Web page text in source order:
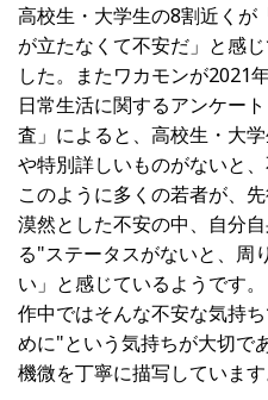
高校生・大学生の8割近くが
が立たなくて不安だ」と感
した。またワカモンが2021
日常生活に関するアンケー
査」によると、高校生・大
や特別詳しいものがないと
このように多くの若者が、
漠然とした不安の中、自分
る"ステータスがないと、周
い」と感じているようです。
作中ではそんな不安な気持
めに"という気持ちが大切で
機微を丁寧に描写しています